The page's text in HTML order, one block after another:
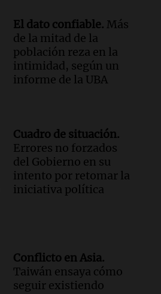
El dato confiable. Más
de la mitad de la
población reza en la
intimidad, según un
informe de la UBA
Cuadro de situación.
Errores no forzados
del Gobierno en su
intento por retomar la
iniciativa política
Conflicto en Asia.
Taiwán ensaya cómo
seguir existiendo